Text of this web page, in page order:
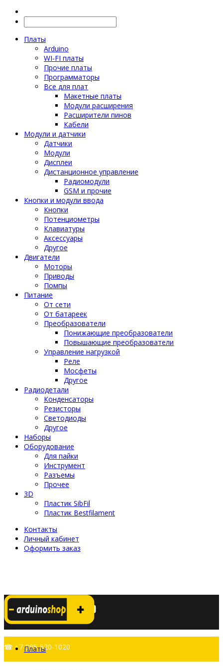
Платы
Arduino
WI-FI платы
Прочие платы
Программаторы
Все для плат
Макетные платы
Модули расширения
Расширители пинов
Кабели
Модули и датчики
Датчики
Модули
Дисплеи
Дистанционное управление
Радиомодули
GSM и прочие
Кнопки и модули ввода
Кнопки
Потенциометры
Клавиатуры
Аксессуары
Другое
Двигатели
Моторы
Приводы
Помпы
Питание
От сети
От батареек
Преобразователи
Понижающие преобразователи
Повышающие преобразователи
Управление нагрузкой
Реле
Мосфеты
Другое
Радиодетали
Конденсаторы
Резисторы
Светодиоды
Другое
Наборы
Оборудование
Для пайки
Инструмент
Разъемы
Прочее
3D
Пластик SibFil
Пластик Bestfilament
Контакты
Личный кабинет
Оформить заказ
☎ +7-995-520-1020
Платы